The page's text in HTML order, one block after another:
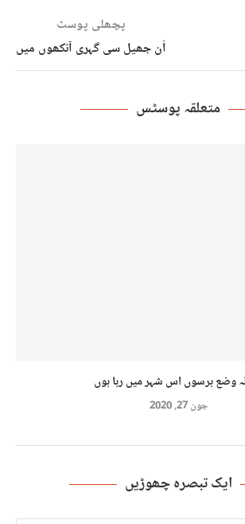
پچھلی پوسٹ
اُن جھیل سی گہری آنکھوں میں
متعلقہ پوسٹس
وضع برسوں اس شہر میں رہا ہوں
جون 27, 2020
ایک تبصرہ چھوڑیں